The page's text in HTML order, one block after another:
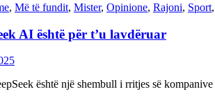
, Më të fundit, Mister, Opinione, Rajoni, Sport,
AI është për t’u lavdëruar
është një shembull i rritjes së